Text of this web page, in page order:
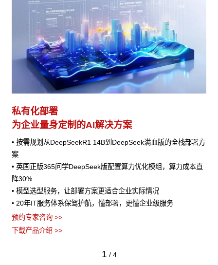
私有化部署
为企业量身定制的AI解决方案
• 按需规划从DeepSeekR1 14B到DeepSeek满血版的全栈部署方
案
• 英国正版365问学DeepSeek版配置算力优化模组，算力成本直
降30%
• 模型选型服务，让部署方案更适合企业实际情况
• 20年IT服务体系保驾护航，懂部署，更懂企业级服务
预约专家咨询 >>
下载产品介绍 >>
1 / 4